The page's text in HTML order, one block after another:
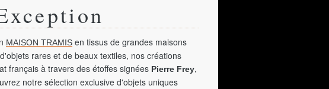
MAISON TRAMIS en tissus de grandes maisons
rares et de beaux textiles, nos créations
français à travers des étoffes signées Pierre Frey,
notre sélection exclusive d'objets uniques